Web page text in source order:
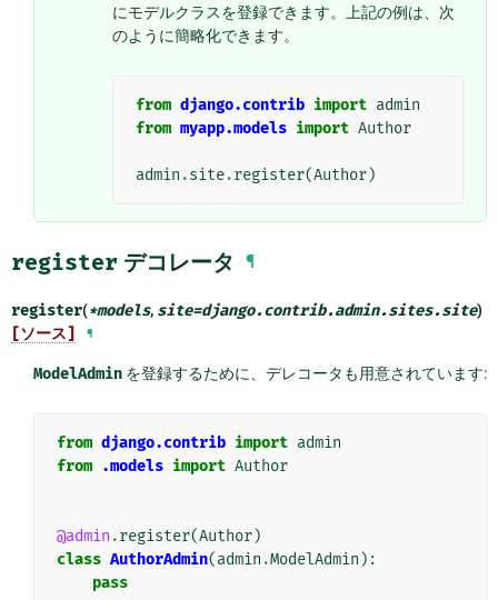
にモデルクラスを登録できます。上記の例は、次
のように簡略化できます。
from django.contrib import admin
from myapp.models import Author
admin .site.register(Author)
register デコレータ ¶
register(*models, site=django.contrib.admin.sites.site)
[ソース] ¶
ModelAdminを登録するために、デレコータも用意されています:
from django.contrib import admin
from
.models import Author
@admin .register(Author)
class AuthorAdmin(admin .ModelAdmin ):
pass